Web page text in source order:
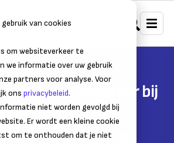
van cookies
om websiteverkeer te
we informatie over uw gebruik
partners voor analyse. Voor
ons privacybeleid.
niet worden gevolgd bij
Er wordt een kleine cookie
om te onthouden dat je niet
Ondernemersnieuws
geliefder bij
heeft duurzaamheid hoge